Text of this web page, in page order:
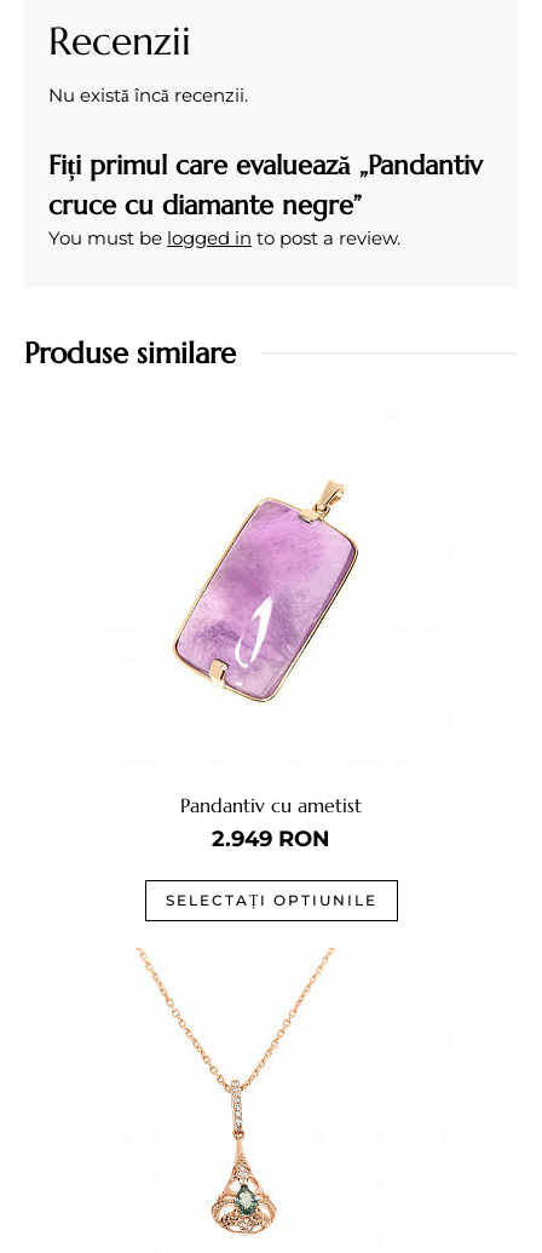
Recenzii
Nu există încă recenzii.
Fiți primul care evaluează „Pandantiv
cruce cu diamante negre”
You must be logged in to post a review.
Produse similare
Pandantiv cu ametist
2.949 RON
SELECTAȚI OPTIUNILE